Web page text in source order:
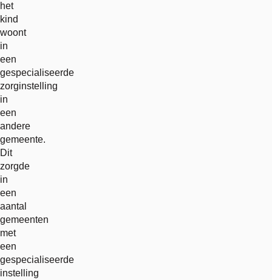
het
kind
woont
in
een
gespecialiseerde
zorginstelling
in
een
andere
gemeente.
Dit
zorgde
in
een
aantal
gemeenten
met
een
gespecialiseerde
instelling